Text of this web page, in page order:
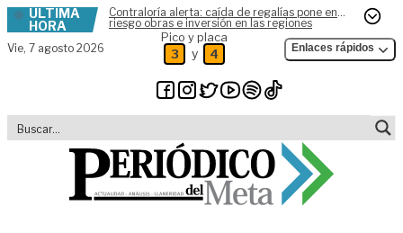
Skip to content
ÚLTIMA
HORA
Contraloría alerta: caída de regalías pone en
riesgo obras e inversión en las regiones
Vie, 7 agosto 2026
Pico y placa
3 y 4 Enlaces rápidos